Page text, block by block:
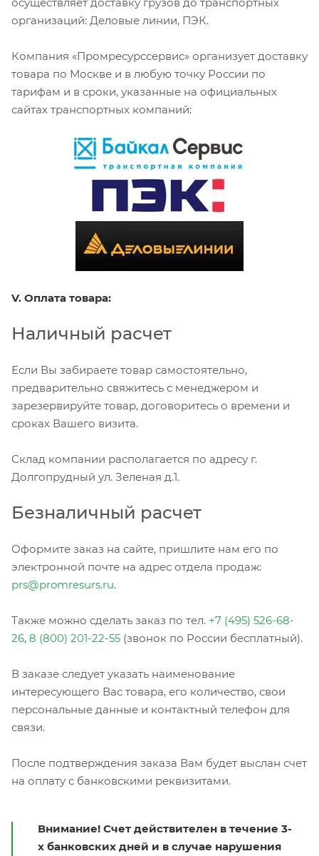
организаций: Деловые линии, ПЭК.
Компания «Промресурссервис» организует доставку
товара по Москве и в любую точку России по
тарифам и в сроки, указанные на официальных
сайтах транспортных компаний:
V. Оплата товара:
Наличный расчет
Если Вы забираете товар самостоятельно,
предварительно свяжитесь с менеджером и
зарезервируйте товар, договоритесь о времени и
сроках Вашего визита.
Склад компании располагается по адресу г.
Долгопрудный ул. Зеленая д.1.
Безналичный расчет
Оформите заказ на сайте, пришлите нам его по
электронной почте на адрес отдела продаж:
prs@promresurs.ru.
Также можно сделать заказ по тел. +7 (495) 526-68-
26, 8 (800) 201-22-55 (звонок по России бесплатный).
В заказе следует указать наименование
интересующего Вас товара, его количество, свои
персональные данные и контактный телефон для
связи.
После подтверждения заказа Вам будет выслан счет
на оплату с банковскими реквизитами.
Внимание! Счет действителен в течение 3-
х банковских дней и в случае нарушения